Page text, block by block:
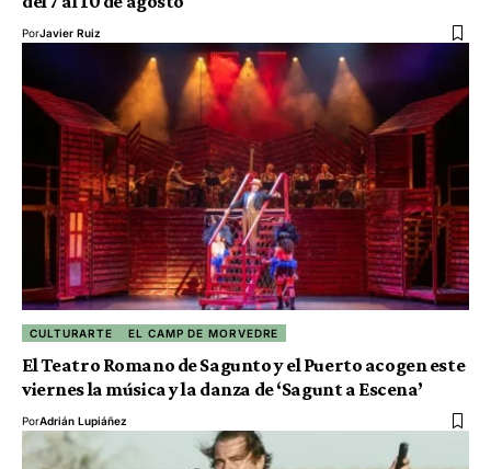
PorJavier Ruiz
CULTURARTE EL CAMP DE MORVEDRE
El Teatro Romano de Sagunto y el Puerto acogen este
viernes la música y la danza de ‘Sagunt a Escena’
PorAdrián Lupiáñez